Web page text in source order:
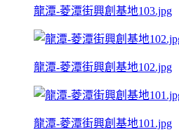
龍潭-菱潭街興創基地103.jpg
龍潭-菱潭街興創基地102.jpg
龍潭-菱潭街興創基地101.jpg